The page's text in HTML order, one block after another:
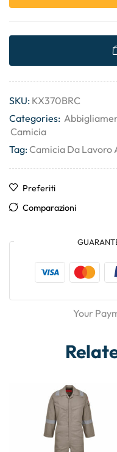
SKU: KX370BRC
Categories:
Camicia
Tag:Camicia Da Lavoro
Preferiti
Comparazioni
Your